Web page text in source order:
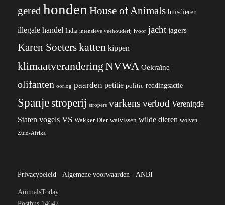
gered honden House of Animals huisdieren
illegale handel India intensieve veehouderij ivoor jacht jagers
Karen Soeterskatten kippen
klimaatverandering NVWA Oekraïne
olifanten oorlog paarden petitie politie reddingsactie
Spanjestroperij stropers varkens verbod Verenigde
Staten vogels VS Wakker Dier walvissen wilde dieren wolven
Zuid-Afrika
Privacybeleid - Algemene voorwaarden - ANBI
AnimalsToday